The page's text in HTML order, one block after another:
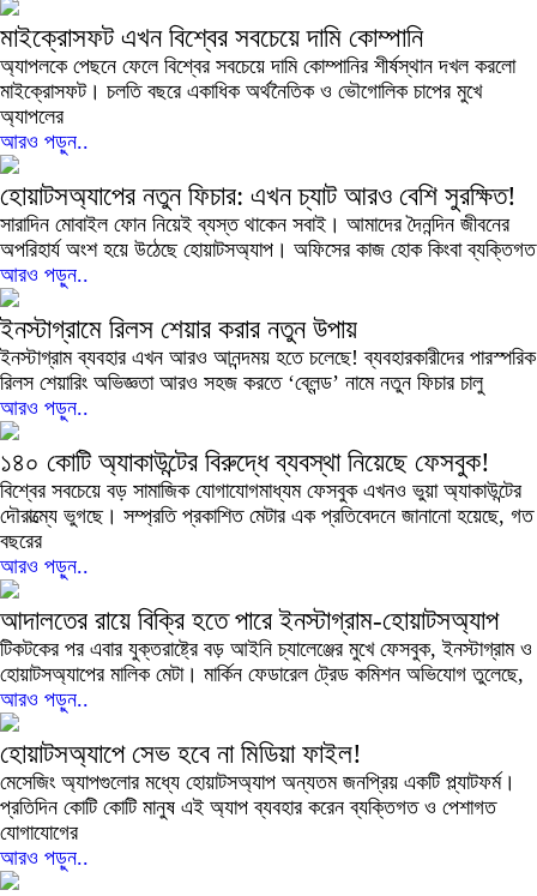
মাইক্রোসফট এখন বিশ্বের সবচেয়ে দামি কোম্পানি
অ্যাপলকে পেছনে ফেলে বিশ্বের সবচেয়ে দামি কোম্পানির শীর্ষস্থান দখল করলো
মাইক্রোসফট। চলতি বছরে একাধিক অর্থনৈতিক ও ভৌগোলিক চাপের মুখে
অ্যাপলের
আরও পড়ুন..
হোয়াটসঅ্যাপের নতুন ফিচার: এখন চ্যাট আরও বেশি সুরক্ষিত!
সারাদিন মোবাইল ফোন নিয়েই ব্যস্ত থাকেন সবাই। আমাদের দৈনন্দিন জীবনের
অপরিহার্য অংশ হয়ে উঠেছে হোয়াটসঅ্যাপ। অফিসের কাজ হোক কিংবা ব্যক্তিগত
আরও পড়ুন..
ইনস্টাগ্রামে রিলস শেয়ার করার নতুন উপায়
ইনস্টাগ্রাম ব্যবহার এখন আরও আনন্দময় হতে চলেছে! ব্যবহারকারীদের পারস্পরিক
রিলস শেয়ারিং অভিজ্ঞতা আরও সহজ করতে ‘ব্লেন্ড’ নামে নতুন ফিচার চালু
আরও পড়ুন..
১৪০ কোটি অ্যাকাউন্টের বিরুদ্ধে ব্যবস্থা নিয়েছে ফেসবুক!
বিশ্বের সবচেয়ে বড় সামাজিক যোগাযোগমাধ্যম ফেসবুক এখনও ভুয়া অ্যাকাউন্টের
দৌরাত্ম্যে ভুগছে। সম্প্রতি প্রকাশিত মেটার এক প্রতিবেদনে জানানো হয়েছে, গত
বছরের
আরও পড়ুন..
আদালতের রায়ে বিক্রি হতে পারে ইনস্টাগ্রাম-হোয়াটসঅ্যাপ
টিকটকের পর এবার যুক্তরাষ্ট্রে বড় আইনি চ্যালেঞ্জের মুখে ফেসবুক, ইনস্টাগ্রাম ও
হোয়াটসঅ্যাপের মালিক মেটা। মার্কিন ফেডারেল ট্রেড কমিশন অভিযোগ তুলেছে,
আরও পড়ুন..
হোয়াটসঅ্যাপে সেভ হবে না মিডিয়া ফাইল!
মেসেজিং অ্যাপগুলোর মধ্যে হোয়াটসঅ্যাপ অন্যতম জনপ্রিয় একটি প্ল্যাটফর্ম।
প্রতিদিন কোটি কোটি মানুষ এই অ্যাপ ব্যবহার করেন ব্যক্তিগত ও পেশাগত
যোগাযোগের
আরও পড়ুন..